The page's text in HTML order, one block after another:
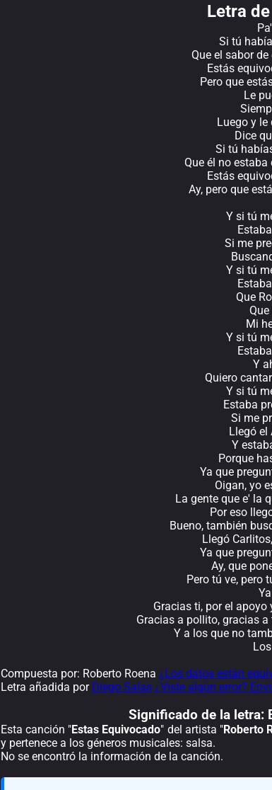
Letra
Si tú
Que el sabor
Estás
Pero que
Le
Luego y
Dice
Si tú
Que él no
Estás
Ay, pero que
Y si tú
Si me
Y si tú
Que
Mi
Y si tú
Y
Quiero
Y si tú
Estaba
Si me
Llegó el
Y
Porque
Ya que
Oigan, yo
La gente que e' la
Por eso
Bueno, también
Llegó
Ya que
Ay, que
Pero tú ve, pero
Gracias ti, por el
Gracias a pollito, gracias
Y a los que no
Compuesta por: Roberto Roena ¿Los datos están
Letra añadida por Diego Salas ¿Viste algún error?
Significado de la letra:
Esta canción "Estas Equivocado" del artista "Roberto
y pertenece a los géneros musicales: salsa.
No se encontró la información de la canción.